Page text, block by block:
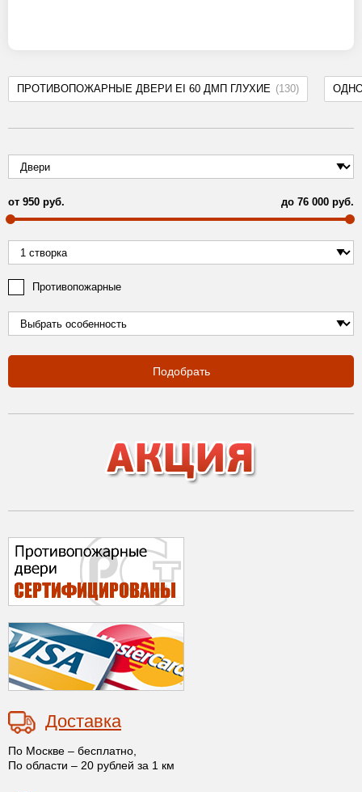
ПРОТИВОПОЖАРНЫЕ ДВЕРИ EI 60 ДМП ГЛУХИЕ (130)
от 950 руб. до 76 000 руб.
Противопожарные
Подобрать
Доставка
По Москве – бесплатно,
По области – 20 рублей за 1 км